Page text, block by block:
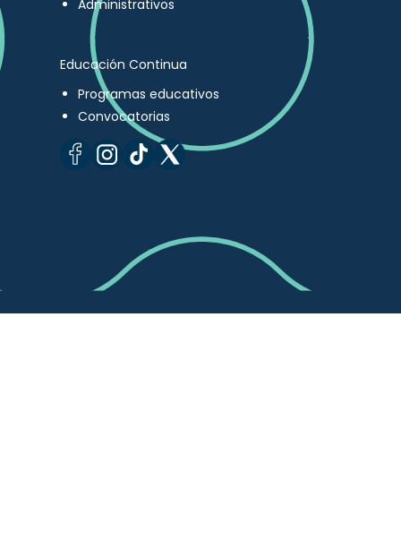
Administrativos
Educación Continua
Programas educativos
Convocatorias